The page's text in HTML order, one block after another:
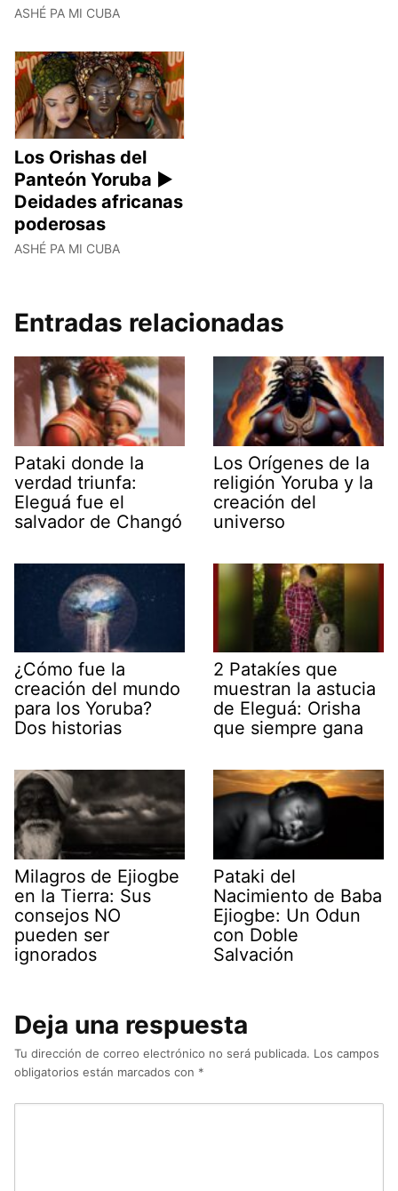
ASHÉ PA MI CUBA
Los Orishas del
Panteón Yoruba ►
Deidades africanas
poderosas
ASHÉ PA MI CUBA
Entradas relacionadas
Pataki donde la
verdad triunfa:
Eleguá fue el
salvador de Changó
Los Orígenes de la
religión Yoruba y la
creación del
universo
¿Cómo fue la
creación del mundo
para los Yoruba?
Dos historias
2 Patakíes que
muestran la astucia
de Eleguá: Orisha
que siempre gana
Milagros de Ejiogbe
en la Tierra: Sus
consejos NO
pueden ser
ignorados
Pataki del
Nacimiento de Baba
Ejiogbe: Un Odun
con Doble
Salvación
Deja una respuesta
Tu dirección de correo electrónico no será publicada. Los campos
obligatorios están marcados con *